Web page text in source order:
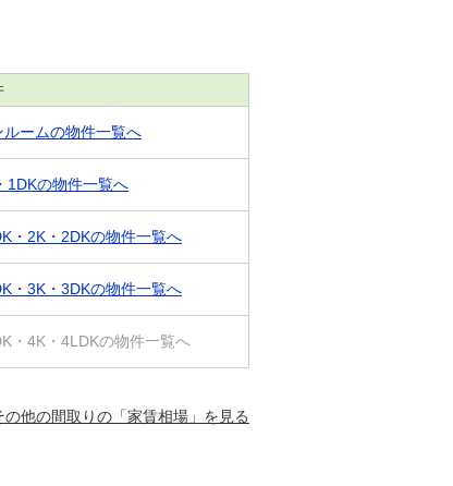
ルームの物件一覧へ
1DKの物件一覧へ
・2K・2DKの物件一覧へ
・3K・3DKの物件一覧へ
・4K・4LDKの物件一覧へ
の他の間取りの「家賃相場」を見る